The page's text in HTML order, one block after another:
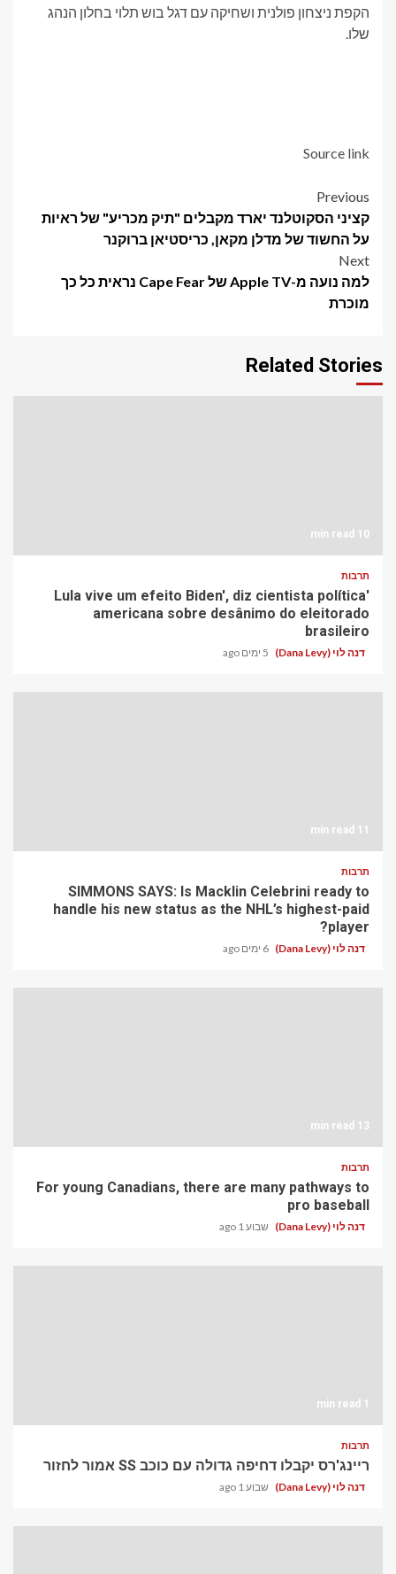
הקפת ניצחון פולנית ושחיקה עם דגל בוש תלוי בחלון הנהג
שלו.
Source link
Post
navigation
Previous
קציני הסקוטלנד יארד מקבלים "תיק מכריע" של ראיות
על החשוד של מדלן מקאן, כריסטיאן ברוקנר
Next
למה נועה מ-Apple TV של Cape Fear נראית כל כך
מוכרת
Related Stories
10 min read
תרבות
'Lula vive um efeito Biden', diz cientista política
americana sobre desânimo do eleitorado
brasileiro
דנה לוי (Dana Levy) 5 ימים ago
11 min read
תרבות
SIMMONS SAYS: Is Macklin Celebrini ready to
handle his new status as the NHL’s highest-paid
player?
דנה לוי (Dana Levy) 6 ימים ago
13 min read
תרבות
For young Canadians, there are many pathways to
pro baseball
דנה לוי (Dana Levy) שבוע 1 ago
1 min read
תרבות
ריינג'רס יקבלו דחיפה גדולה עם כוכב SS אמור לחזור
דנה לוי (Dana Levy) שבוע 1 ago